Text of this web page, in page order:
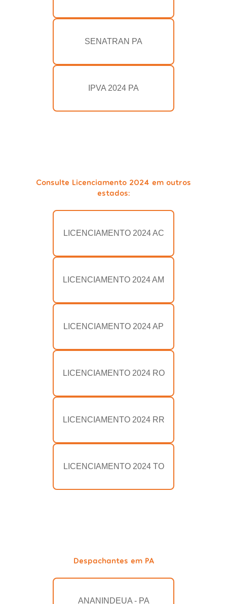
SENATRAN PA
IPVA 2024 PA
Consulte Licenciamento 2024 em outros
estados:
LICENCIAMENTO 2024 AC
LICENCIAMENTO 2024 AM
LICENCIAMENTO 2024 AP
LICENCIAMENTO 2024 RO
LICENCIAMENTO 2024 RR
LICENCIAMENTO 2024 TO
Despachantes em PA
ANANINDEUA - PA